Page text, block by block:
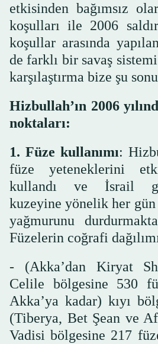
etkisinden bağımsız
koşulları ile 2006
koşullar arasında
de farklı bir savaş
karşılaştırma bize şu
Hizbullah’ın 2006
noktaları:
1. Füze kullanımı:
füze yeteneklerini
kullandı ve İsrail
kuzeyine yönelik her gün
yağmurunu
Füzelerin coğrafi
- (Akka’dan Kiryat
Celile bölgesine 530
Akka’ya kadar) kıyı
(Tiberya, Bet Şean ve
Vadisi bölgesine 217